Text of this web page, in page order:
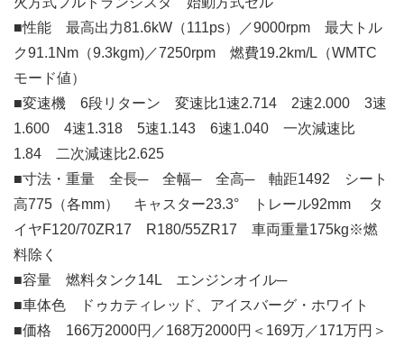
■性能 最高出力81.6kW（111ps）／9000rpm 最大トル
ク91.1Nm（9.3kgm)／7250rpm 燃費19.2km/L（WMTC
モード値）
■変速機 6段リターン 変速比1速2.714 2速2.000 3速
1.600 4速1.318 5速1.143 6速1.040 一次減速比
1.84 二次減速比2.625
■寸法・重量 全長─ 全幅─ 全高─ 軸距1492 シート
高775（各mm） キャスター23.3° トレール92mm タ
イヤF120/70ZR17 R180/55ZR17 車両重量175kg※燃
料除く
■容量 燃料タンク14L エンジンオイル─
■車体色 ドゥカティレッド、アイスバーグ・ホワイト
■価格 166万2000円／168万2000円＜169万／171万円＞